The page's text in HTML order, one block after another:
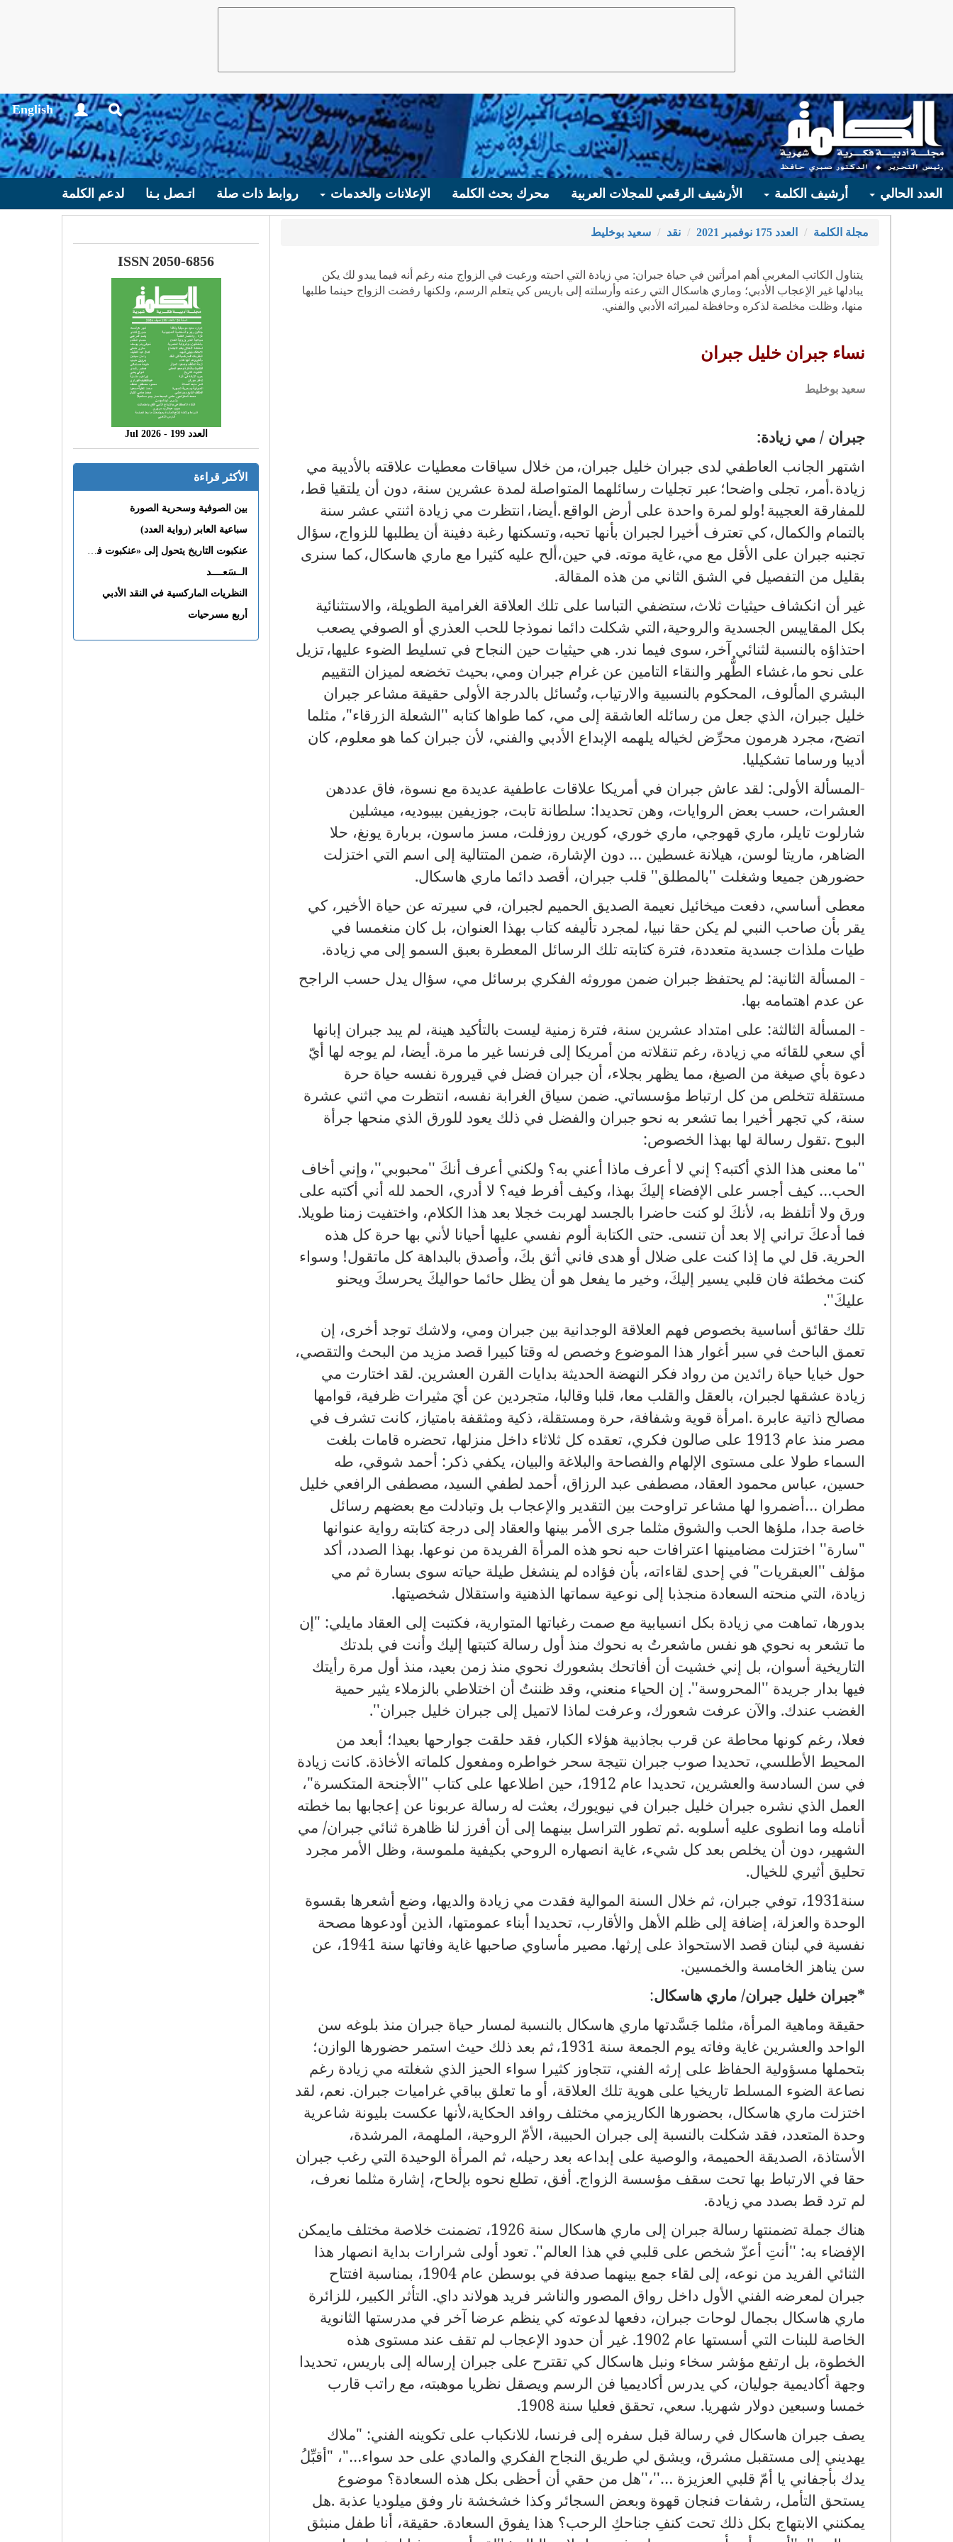
English
العدد الحالي أرشيف الكلمة الأرشيف الرقمي للمجلات العربية محرك بحث الكلمة الإعلانات والخدمات روابط ذات صلة اتـصل بـنا لدعم الكلمة
مجلة الكلمة العدد 175 نوفمبر 2021 نقد سعيد بوخليط
يتناول الكاتب المغربي أهم امرأتين في حياة جبران: مي زيادة التي احبته ورغبت في الزواج منه رغم أنه فيما يبدو لك يكن
يبادلها غير الإعجاب الأدبي؛ وماري هاسكال التي رعته وأرسلته إلى باريس كي يتعلم الرسم، ولكنها رفضت الزواج حينما طلبها
منها، وظلت مخلصة لذكره وحافظة لميراثه الأدبي والفني.
نساء جبران خليل جبران
سعيد بوخليط
جبران / مي زيادة:
اشتهر الجانب العاطفي لدى جبران خليل جبران، من خلال سياقات معطيات علاقته بالأديبة مي
زيادة.أمر، تجلى واضحا؛ عبر تجليات رسائلهما المتواصلة لمدة عشرين سنة، دون أن يلتقيا قط،
للمفارقة العجيبة !ولو لمرة واحدة على أرض الواقع.أيضا، انتظرت مي زيادة اثنتي عشر سنة
بالتمام والكمال،كي تعترف أخيرا لجبران بأنها تحبه، وتسكنها رغبة دفينة أن يطلبها للزواج، سؤال
تجنبه جبران على الأقل مع مي،غاية موته. في حين،ألح عليه كثيرا مع ماري هاسكال،كما سنرى
بقليل من التفصيل في الشق الثاني من هذه المقالة.
غير أن انكشاف حيثيات ثلاث، ستضفي التباسا على تلك العلاقة الغرامية الطويلة، والاستثنائية
بكل المقاييس الجسدية والروحية، التي شكلت دائما نموذجا للحب العذري أو الصوفي يصعب
احتذاؤه بالنسبة لثنائي آخر، سوى فيما ندر . هي حيثيات حين النجاح في تسليط الضوء عليها،تزيل
على نحو ما،غشاء الطُّهر والنقاء التامين عن غرام جبران ومي، بحيث تخضعه لميزان التقييم
البشري المألوف، المحكوم بالنسبية والارتياب، وتُسائل بالدرجة الأولى حقيقة مشاعر جبران
خليل جبران، الذي جعل من رسائله العاشقة إلى مي، كما طواها كتابه ''الشعلة الزرقاء"، مثلما
اتضح، مجرد هرمون محرِّض لخياله يلهمه الإبداع الأدبي والفني، لأن جبران كما هو معلوم، كان
أديبا ورساما تشكيليا.
-المسألة الأولى: لقد عاش جبران في أمريكا علاقات عاطفية عديدة مع نسوة، فاق عددهن
العشرات، حسب بعض الروايات، وهن تحديدا: سلطانة تابت، جوزيفين بيبوديه، ميشلين
شارلوت تايلر، ماري قهوجي، ماري خوري، كورين روزفلت، مسز ماسون، بربارة يونغ، حلا
الضاهر، ماريتا لوسن، هيلانة غسطين … دون الإشارة، ضمن المتتالية إلى اسم التي اختزلت
حضورهن جميعا وشغلت ''بالمطلق'' قلب جبران، أقصد دائما ماري هاسكال.
معطى أساسي، دفعت ميخائيل نعيمة الصديق الحميم لجبران، في سيرته عن حياة الأخير، كي
يقر بأن صاحب النبي لم يكن حقا نبيا، لمجرد تأليفه كتاب بهذا العنوان، بل كان منغمسا في
طيات ملذات جسدية متعددة، فترة كتابته تلك الرسائل المعطرة بعبق السمو إلى مي زيادة.
- المسألة الثانية: لم يحتفظ جبران ضمن موروثه الفكري برسائل مي، سؤال يدل حسب الراجح
عن عدم اهتمامه بها.
- المسألة الثالثة: على امتداد عشرين سنة، فترة زمنية ليست بالتأكيد هينة، لم يبد جبران إبانها
أي سعي للقائه مي زيادة، رغم تنقلاته من أمريكا إلى فرنسا غير ما مرة. أيضا، لم يوجه لها أيّ
دعوة بأي صيغة من الصيغ، مما يظهر بجلاء، أن جبران فضل في قيرورة نفسه حياة حرة
مستقلة تتخلص من كل ارتباط مؤسساتي. ضمن سياق الغرابة نفسه، انتظرت مي اثني عشرة
سنة، كي تجهر أخيرا بما تشعر به نحو جبران والفضل في ذلك يعود للورق الذي منحها جرأة
البوح .تقول رسالة لها بهذا الخصوص:
''ما معنى هذا الذي أكتبه؟ إني لا أعرف ماذا أعني به؟ ولكني أعرف أنكَ ''محبوبي''، وإني أخاف
الحب… كيف أجسر على الإفضاء إليكَ بهذا، وكيف أفرط فيه؟ لا أدري، الحمد لله أني أكتبه على
ورق ولا أتلفظ به، لأنكَ لو كنت حاضرا بالجسد لهربت خجلا بعد هذا الكلام، واختفيت زمنا طويلا.
فما أدعكَ تراني إلا بعد أن تنسى. حتى الكتابة ألوم نفسي عليها أحيانا لأني بها حرة كل هذه
الحرية. قل لي ما إذا كنت على ضلال أو هدى فاني أثق بكَ، وأصدق بالبداهة كل ماتقول! وسواء
كنت مخطئة فان قلبي يسير إليكَ، وخير ما يفعل هو أن يظل حائما حواليكَ يحرسكَ ويحنو
عليكَ''.
تلك حقائق أساسية بخصوص فهم العلاقة الوجدانية بين جبران ومي، ولاشك توجد أخرى، إن
تعمق الباحث في سبر أغوار هذا الموضوع وخصص له وقتا كبيرا قصد مزيد من البحث والتقصي،
حول خبايا حياة رائدين من رواد فكر النهضة الحديثة بدايات القرن العشرين. لقد اختارت مي
زيادة عشقها لجبران، بالعقل والقلب معا، قلبا وقالبا، متجردين عن أيَ مثيرات ظرفية، قوامها
مصالح ذاتية عابرة .امرأة قوية وشفافة، حرة ومستقلة، ذكية ومثقفة بامتياز، كانت تشرف في
مصر منذ عام 1913 على صالون فكري، تعقده كل ثلاثاء داخل منزلها، تحضره قامات بلغت
السماء طولا على مستوى الإلهام والفصاحة والبلاغة والبيان، يكفي ذكر : أحمد شوقي، طه
حسين، عباس محمود العقاد، مصطفى عبد الرزاق، أحمد لطفي السيد، مصطفى الرافعي خليل
مطران …أضمروا لها مشاعر تراوحت بين التقدير والإعجاب بل وتبادلت مع بعضهم رسائل
خاصة جدا، ملؤها الحب والشوق مثلما جرى الأمر بينها والعقاد إلى درجة كتابته رواية عنوانها
"سارة'' اختزلت مضامينها اعترافات حبه نحو هذه المرأة الفريدة من نوعها. بهذا الصدد، أكد
مؤلف ''العبقريات" في إحدى لقاءاته، بأن فؤاده لم ينشغل طيلة حياته سوى بسارة ثم مي
زيادة، التي منحته السعادة منجذبا إلى نوعية سماتها الذهنية واستقلال شخصيتها.
بدورها، تماهت مي زيادة بكل انسيابية مع صمت رغباتها المتوارية، فكتبت إلى العقاد مايلي: "إن
ما تشعر به نحوي هو نفس ماشعرتُ به نحوك منذ أول رسالة كتبتها إليك وأنت في بلدتك
التاريخية أسوان، بل إني خشيت أن أفاتحك بشعورك نحوي منذ زمن بعيد، منذ أول مرة رأيتك
فيها بدار جريدة ''المحروسة''. إن الحياء منعني، وقد ظننتُ أن اختلاطي بالزملاء يثير حمية
الغضب عندك. والآن عرفت شعورك، وعرفت لماذا لاتميل إلى جبران خليل جبران''.
فعلا، رغم كونها محاطة عن قرب بجاذبية هؤلاء الكبار، فقد حلقت جوارحها بعيدا؛ أبعد من
المحيط الأطلسي، تحديدا صوب جبران نتيجة سحر خواطره ومفعول كلماته الأخاذة. كانت زيادة
في سن السادسة والعشرين، تحديدا عام 1912، حين اطلاعها على كتاب ''الأجنحة المتكسرة"،
العمل الذي نشره جبران خليل جبران في نيويورك، بعثت له رسالة عربونا عن إعجابها بما خطته
أنامله وما انطوى عليه أسلوبه .ثم تطور التراسل بينهما إلى أن أفرز لنا ظاهرة ثنائي جبران/ مي
الشهير، دون أن يخلص بعد كل شيء، غاية انصهاره الروحي بكيفية ملموسة، وظل الأمر مجرد
تحليق أثيري للخيال.
سنة1931، توفي جبران، ثم خلال السنة الموالية فقدت مي زيادة والديها، وضع أشعرها بقسوة
الوحدة والعزلة، إضافة إلى ظلم الأهل والأقارب، تحديدا أبناء عمومتها، الذين أودعوها مصحة
نفسية في لبنان قصد الاستحواذ على إرثها. مصير مأساوي صاحبها غاية وفاتها سنة 1941، عن
سن يناهز الخامسة والخمسين.
*جبران خليل جبران/ ماري هاسكال:
حقيقة وماهية المرأة، مثلما جَسَّدتها ماري هاسكال بالنسبة لمسار حياة جبران منذ بلوغه سن
الواحد والعشرين غاية وفاته يوم الجمعة سنة 1931،ثم بعد ذلك حيث استمر حضورها الوازن؛
بتحملها مسؤولية الحفاظ على إرثه الفني، تتجاوز كثيرا سواء الحيز الذي شغلته مي زيادة رغم
نصاعة الضوء المسلط تاريخيا على هوية تلك العلاقة، أو ما تعلق بباقي غراميات جبران. نعم، لقد
اختزلت ماري هاسكال، بحضورها الكاريزمي مختلف روافد الحكاية،لأنها عكست بليونة شاعرية
وحدة المتعدد، فقد شكلت بالنسبة إلى جبران الحبيبة، الأمّ الروحية، الملهمة، المرشدة،
الأستاذة، الصديقة الحميمة، والوصية على إبداعه بعد رحيله، ثم المرأة الوحيدة التي رغب جبران
حقا في الارتباط بها تحت سقف مؤسسة الزواج. أفق، تطلع نحوه بإلحاح، إشارة مثلما نعرف،
لم ترد قط بصدد مي زيادة.
هناك جملة تضمنتها رسالة جبران إلى ماري هاسكال سنة 1926، تضمنت خلاصة مختلف مايمكن
الإفضاء به: ''أنتِ أعزّ شخص على قلبي في هذا العالم''. تعود أولى شرارات بداية انصهار هذا
الثنائي الفريد من نوعه، إلى لقاء جمع بينهما صدفة في بوسطن عام 1904، بمناسبة افتتاح
جبران لمعرضه الفني الأول داخل رواق المصور والناشر فريد هولاند داي. التأثر الكبير، للزائرة
ماري هاسكال بجمال لوحات جبران، دفعها لدعوته كي ينظم عرضا آخر في مدرستها الثانوية
الخاصة للبنات التي أسستها عام 1902. غير أن حدود الإعجاب لم تقف عند مستوى هذه
الخطوة، بل ارتفع مؤشر سخاء ونبل هاسكال كي تقترح على جبران إرساله إلى باريس، تحديدا
وجهة أكاديمية جوليان، كي يدرس أكاديميا فن الرسم ويصقل نظريا موهبته، مع راتب قارب
خمسا وسبعين دولار شهريا. سعي، تحقق فعليا سنة 1908
.
يصف جبران هاسكال في رسالة قبل سفره إلى فرنسا، للانكباب على تكوينه الفني: "ملاك
يهديني إلى مستقبل مشرق، ويشق لي طريق النجاح الفكري والمادي على حد سواء…"، "أقبِّلُ
يدك بأجفاني يا أمّ قلبي العزيزة …''،''هل من حقي أن أحظى بكل هذه السعادة؟ موضوع
يستحق التأمل، رشفات فنجان قهوة وبعض السجائر وكذا خشخشة نار وفق ميلوديا عذبة .هل
يمكنني الابتهاج بكل ذلك تحت كنفِ جناحكِ الرحب؟ هذا يفوق السعادة. حقيقة، أنا طفل منبثق
ISSN 2050-6856
العدد 199 - 2026 Jul
الأكثر قراءة
بين الصوفية وسحرية الصورة
سباعية العابر (رواية العدد)
عنكبوت التاريخ يتحول إلى «عنكبوت فى القلب»
الــسَعــــد
النظريات الماركسية في النقد الأدبي
أربع مسرحيات